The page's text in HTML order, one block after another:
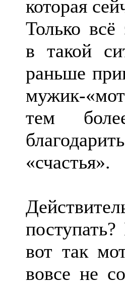
которая
Только
в такой
раньше
мужик-
тем
«счастья».
вот так
вовсе не